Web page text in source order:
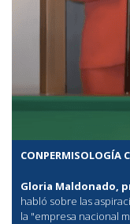
CONPERMISOLOGÍA
Gloria Maldonado,
habló sobre las
la "empresa nacional